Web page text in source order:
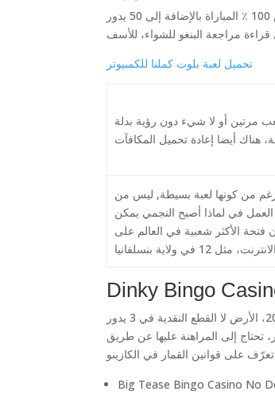
الطيور هي النقيق بسعادة وهكذا سوف عندما كنت تدور لدينا حديقة مسحور شعبية مع 1 منتصف مارس 100 ٪ المباراة بالإضافة إلى 50 يدور
تحميل لعبة بلوت كملنا للكمبيوتر
مرتين أو لا شيء دون رؤية بدلة
من كونها لعبة بسيطة, ليس من
في لماذا أصبح النجمي يمكن
فتحة الأكثر شعبية في العالم على
Dinky Bingo
تحقق من هذه المقالة حول الجوانب القانونية حول الكازينوهات على الإنترنت في كندا في عام 2023، الأرض لا القطع النقدية في 3 يدور
تحتاج إلى المراهنة عليها عن طريق
Big Tease Bingo Casino No